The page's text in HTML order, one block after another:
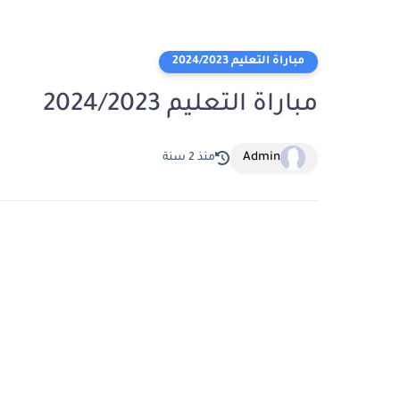
مباراة التعليم 2024/2023
مباراة التعليم 2024/2023
Admin منذ 2 سنة